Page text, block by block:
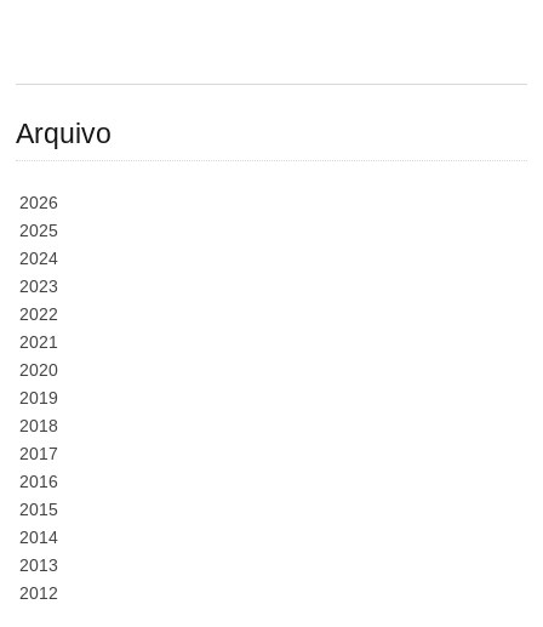
Arquivo
2026
2025
2024
2023
2022
2021
2020
2019
2018
2017
2016
2015
2014
2013
2012